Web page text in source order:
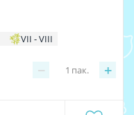
VII - VIII
− +
1 пак.